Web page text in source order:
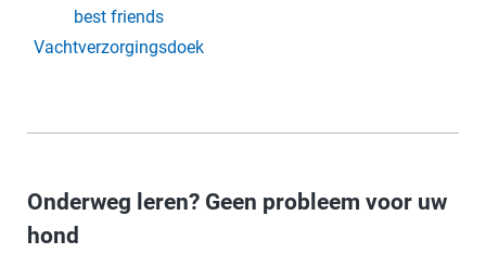
best friends
Vachtverzorgingsdoek
Onderweg leren? Geen probleem voor uw
hond